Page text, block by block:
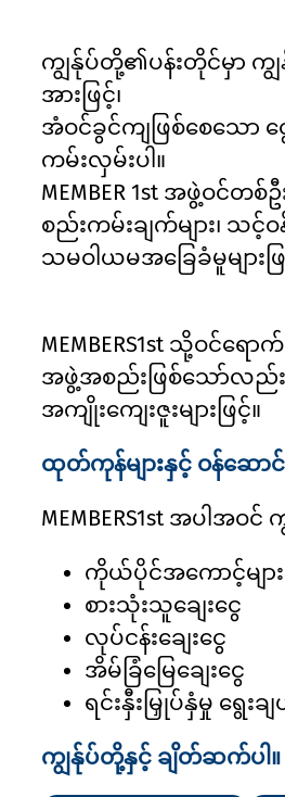
ကျွန်ုပ်တို့၏ပန်းတိုင်မှာ က
အားဖြင့်၊
အံဝင်ခွင်ကျဖြစ်စေသော
ကမ်းလှမ်းပါ။
MEMBER 1st အဖွဲ့ဝင်တ
စည်းကမ်းချက်များ၊ သ
သမဝါယမအခြေခံမူမျာ
MEMBERS1st သို့ဝင်
အဖွဲ့အစည်းဖြစ်သော်လည်း
အကျိုးကျေးဇူးများဖြင့်။
ထုတ်ကုန်များနှင့် ဝန်ဆောင်
MEMBERS1st အပါအ
ကိုယ်ပိုင်အကောင့်များ
စားသုံးသူချေးငွေ
လုပ်ငန်းချေးငွေ
အိမ်ခြံမြေချေးငွေ
ရင်းနှီးမြှုပ်နှံမှု ရွေးချ
ကျွန်ုပ်တို့နှင့် ချိတ်ဆက်ပါ။